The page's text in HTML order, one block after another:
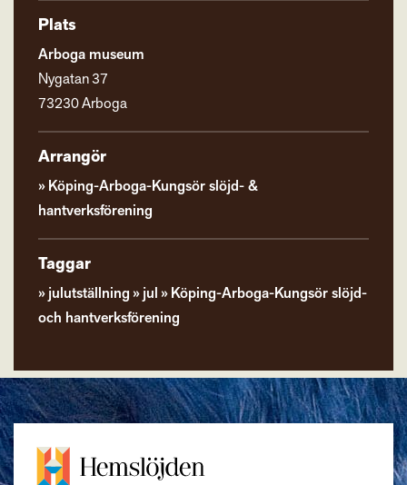
Plats
Arboga museum
Nygatan 37
73230 Arboga
Arrangör
Köping-Arboga-Kungsör slöjd- &
hantverksförening
Taggar
julutställning jul
Köping-Arboga-Kungsör slöjd-
och hantverksförening